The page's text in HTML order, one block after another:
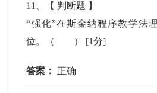
11 、【 判断题 】
“强化”在斯金纳程序教学法
位。（ ） [1分]
答案： 正确